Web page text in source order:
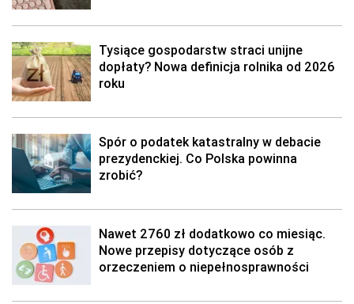
Tysiące gospodarstw straci unijne
dopłaty? Nowa definicja rolnika od 2026
roku
Spór o podatek katastralny w debacie
prezydenckiej. Co Polska powinna
zrobić?
Nawet 2760 zł dodatkowo co miesiąc.
Nowe przepisy dotyczące osób z
orzeczeniem o niepełnosprawności